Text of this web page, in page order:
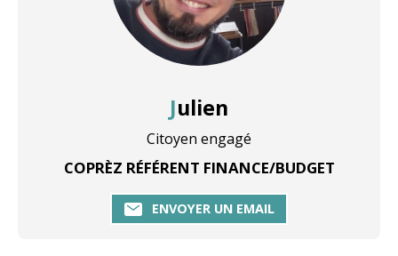
Julien
Citoyen engagé
COPRÈZ RÉFÉRENT FINANCE/BUDGET
ENVOYER UN EMAIL